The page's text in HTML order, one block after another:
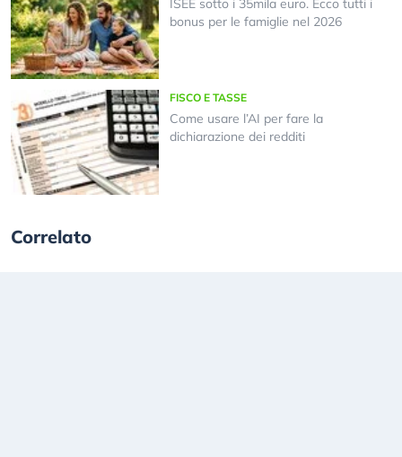
ISEE sotto i 35mila euro. Ecco tutti i
bonus per le famiglie nel 2026
FISCO E TASSE
Come usare l’AI per fare la
dichiarazione dei redditi
Correlato